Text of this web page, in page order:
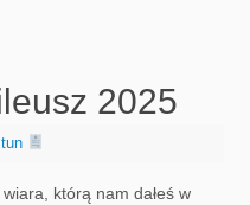
2025
którą nam dałeś w